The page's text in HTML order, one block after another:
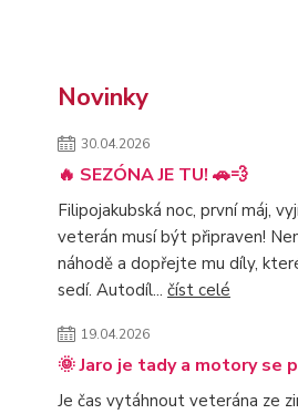
Novinky
30.04.2026
🔥 SEZÓNA JE TU! 🚗💨
Filipojakubská noc, první máj,
veterán musí být připraven!
náhodě a dopřejte mu díly,
sedí. Autodíl... číst celé
19.04.2026
🌞 Jaro je tady a motory se
Je čas vytáhnout veterána ze